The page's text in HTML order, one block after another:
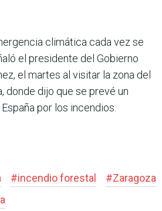
climática cada vez se
el presidente del Gobierno
el martes al visitar la zona del
donde dijo que se prevé un
por los incendios.
#incendio forestal #Zaragoza